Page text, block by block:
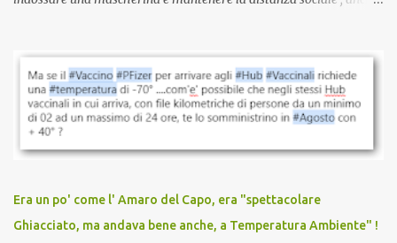
vaccinazione. Non avevamo mai sentito parlare di ricompense,
sconti, incentivi per vaccinarsi. Non avevamo mai visto
discriminazioni per coloro che non l’hanno fatto. Se non sei stato
vaccinato, nessuno aveva prima cercato di farti sentire una
persona cattiva. Non avevamo mai visto un vaccino che minacci le
vaccino usato per minacciare i mezzi di sussistenza, il lavoro o la
scuola. Non avevamo mai visto un vaccino che permettesse a un
dodicenne di ignorare il consenso dei genitori. Dopo tutti i vaccini
Era un po' come l' Amaro del Capo, era "spettacolare
Ghiacciato, ma andava bene anche, a Temperatura Ambiente" !